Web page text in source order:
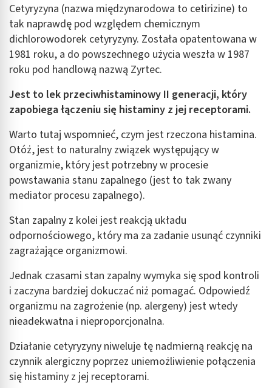
Cetyryzyna (nazwa międzynarodowa to cetirizine) to
tak naprawdę pod względem chemicznym
dichlorowodorek cetyryzyny. Została opatentowana w
1981 roku, a do powszechnego użycia weszła w 1987
roku pod handlową nazwą Zyrtec.
Jest to lek przeciwhistaminowy II generacji, który
zapobiega łączeniu się histaminy z jej receptorami.
Warto tutaj wspomnieć, czym jest rzeczona histamina.
Otóż, jest to naturalny związek występujący w
organizmie, który jest potrzebny w procesie
powstawania stanu zapalnego (jest to tak zwany
mediator procesu zapalnego).
Stan zapalny z kolei jest reakcją układu
odpornościowego, który ma za zadanie usunąć czynniki
zagrażające organizmowi.
Jednak czasami stan zapalny wymyka się spod kontroli
i zaczyna bardziej dokuczać niż pomagać. Odpowiedź
organizmu na zagrożenie (np. alergeny) jest wtedy
nieadekwatna i nieproporcjonalna.
Działanie cetyryzyny niweluje tę nadmierną reakcję na
czynnik alergiczny poprzez uniemożliwienie połączenia
się histaminy z jej receptorami.